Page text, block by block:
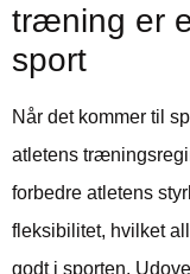
træning er
sport
Når det kommer til
atletens
forbedre atletens
fleksibilitet, hvilket
godt i sporten.